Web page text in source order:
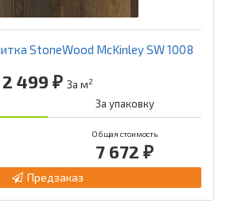
StoneWood McKinley SW 1008
2 499 ₽ За м2
За упаковку
Общая стоимость
7 672 ₽
Предзаказ